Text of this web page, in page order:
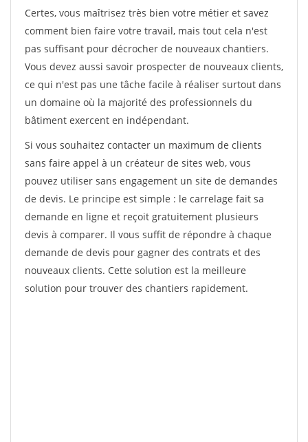
Certes, vous maîtrisez très bien votre métier et savez
comment bien faire votre travail, mais tout cela n'est
pas suffisant pour décrocher de nouveaux chantiers.
Vous devez aussi savoir prospecter de nouveaux clients,
ce qui n'est pas une tâche facile à réaliser surtout dans
un domaine où la majorité des professionnels du
bâtiment exercent en indépendant.
Si vous souhaitez contacter un maximum de clients
sans faire appel à un créateur de sites web, vous
pouvez utiliser sans engagement un site de demandes
de devis. Le principe est simple : le carrelage fait sa
demande en ligne et reçoit gratuitement plusieurs
devis à comparer. Il vous suffit de répondre à chaque
demande de devis pour gagner des contrats et des
nouveaux clients. Cette solution est la meilleure
solution pour trouver des chantiers rapidement.